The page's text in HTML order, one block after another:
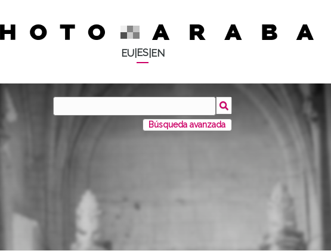
EU| ES| EN
Búsqueda avanzada